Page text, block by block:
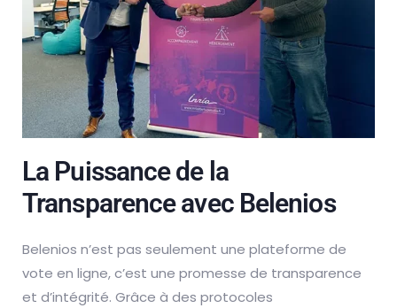
La Puissance de la
Transparence avec Belenios
Belenios n’est pas seulement une plateforme de
vote en ligne, c’est une promesse de transparence
et d’intégrité. Grâce à des protocoles